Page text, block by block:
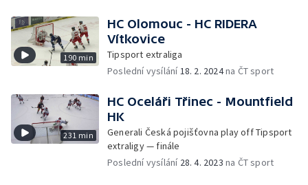
190 min
HC Olomouc - HC RIDERA
Vítkovice
Tipsport extraliga
Poslední vysílání18. 2. 2024na ČT sport
231 min
HC Oceláři Třinec - Mountfield
HK
Generali Česká pojišťovna play off Tipsport
extraligy — finále
Poslední vysílání 28. 4. 2023 na ČT sport